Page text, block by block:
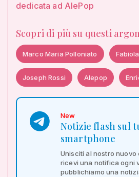
dedicata ad AlePop
Scopri di più su questi
Marco Maria Polloniato
Joseph Rossi Alepop
New
Notizie flash sul
smartphone
Unisciti al nostro nuovo
ricevi una notifica ogni
pubblichiamo una